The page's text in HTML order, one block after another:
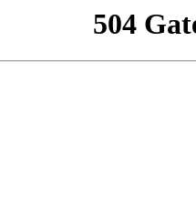
504